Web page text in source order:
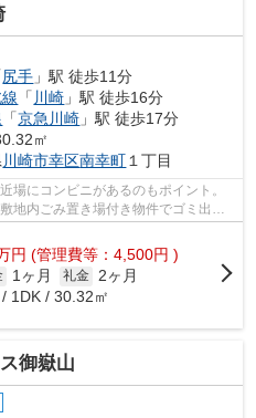
尻手 」駅 徒歩11分
「 川崎 」駅 徒歩16分
「京急川崎 」駅 徒歩17分
㎡
川崎市幸区南幸町 １丁目
場にコンビニがあるのもポイント。
地内ごみ置き場付き物件でゴミ出し
徒...
円 (管理費等：4,500円 )
1ヶ月 礼金
2ヶ月
1DK / 30.32㎡
御嶽山